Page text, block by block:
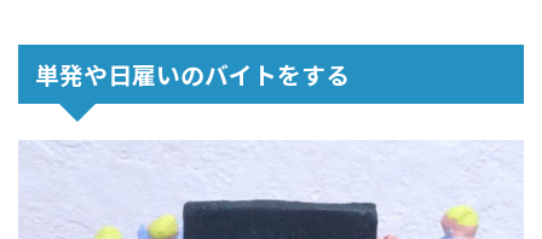
単発や日雇いのバイトをする